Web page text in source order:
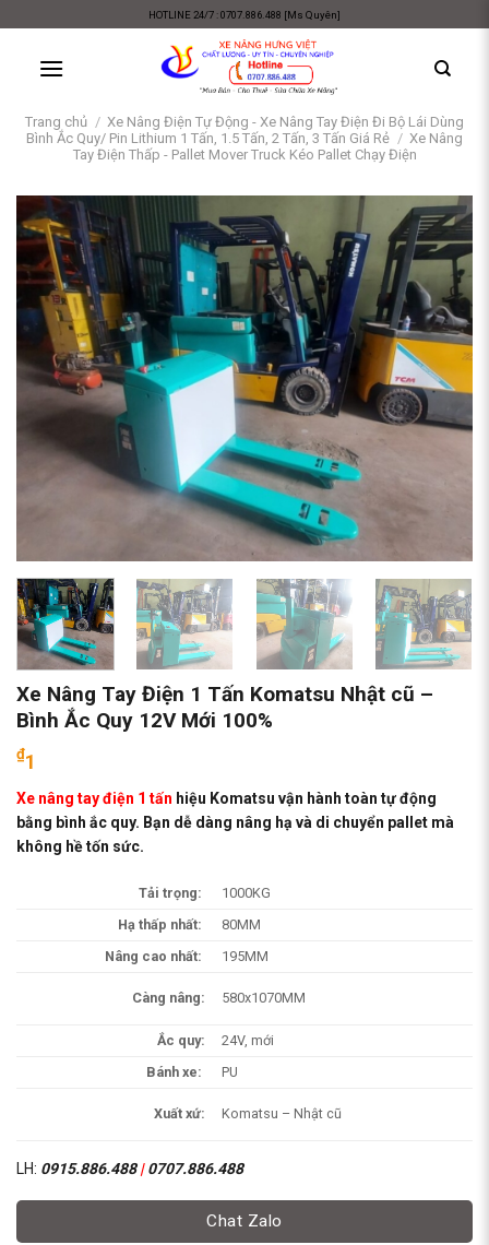
content
HOTLINE 24/7 : 0707.886.488 [Ms Quyên]
Trang chủ / Xe Nâng Điện Tự Động - Xe Nâng Tay Điện Đi Bộ Lái Dùng
Bình Ắc Quy/ Pin Lithium 1 Tấn, 1.5 Tấn, 2 Tấn, 3 Tấn Giá Rẻ / Xe Nâng
Tay Điện Thấp - Pallet Mover Truck Kéo Pallet Chạy Điện
Xe Nâng Tay Điện 1 Tấn Komatsu Nhật cũ –
Bình Ắc Quy 12V Mới 100%
₫1
Xe nâng tay điện 1 tấn hiệu Komatsu vận hành toàn tự động
bằng bình ắc quy. Bạn dễ dàng nâng hạ và di chuyển pallet mà
không hề tốn sức.
Tải trọng:
1000KG
Hạ thấp nhất:
80MM
Nâng cao nhất:
195MM
Càng nâng: 580x1070MM
Ắc quy:
24V, mới
Bánh xe:
PU
Xuất xứ: Komatsu – Nhật cũ
LH: 0915.886.488|0707.886.488
Chat Zalo